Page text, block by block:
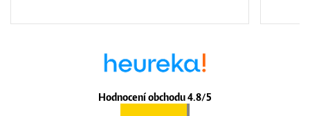
Hodnocení obchodu 4.8/5